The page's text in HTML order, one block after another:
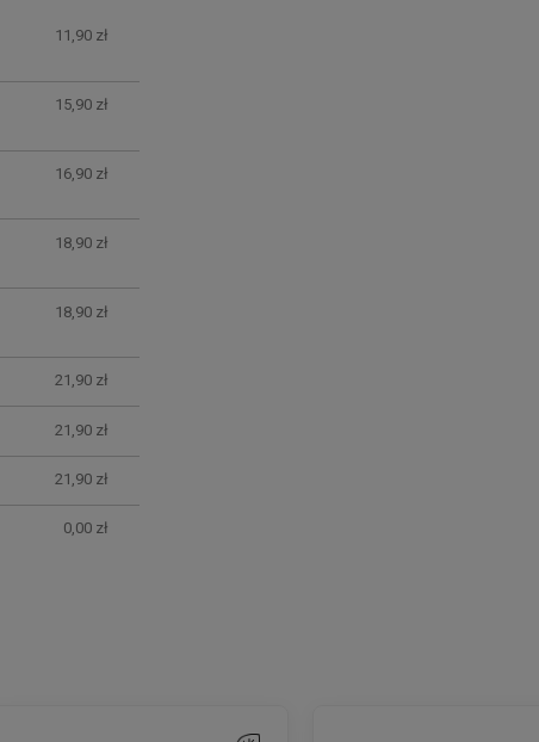
11,90 zł
15,90 zł
16,90 zł
18,90 zł
18,90 zł
21,90 zł
21,90 zł
21,90 zł
0,00 zł